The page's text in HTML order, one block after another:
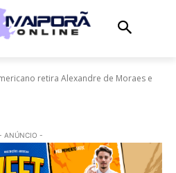
retira Alexandre de Moraes e
ANÚNCIO -